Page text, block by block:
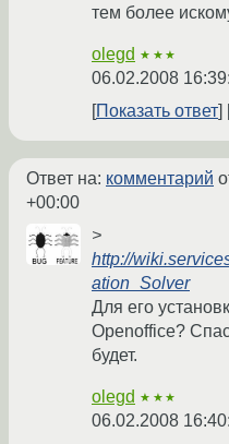
тем более
olegd ★★★
06.02.2008
Показать ответ
Ответ на: комментарий
+00:00
>
http://
ation_Solver
Для его
Openoffice?
будет.
olegd ★★★
06.02.2008